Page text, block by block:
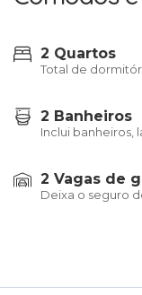
2 Quartos
Total de
2 Banheiros
Inclui banheiros,
2 Vagas de
Deixa o seguro